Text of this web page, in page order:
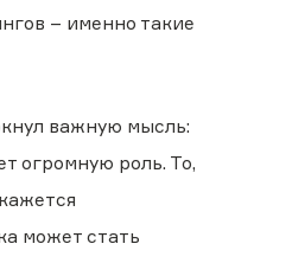
– именно такие
важную мысль:
огромную роль. То,
может стать